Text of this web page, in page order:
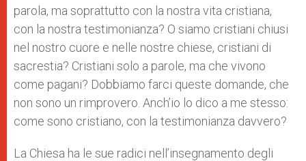
parola, ma soprattutto con la nostra vita cristiana,
con la nostra testimonianza? O siamo cristiani chiusi
nel nostro cuore e nelle nostre chiese, cristiani di
sacrestia? Cristiani solo a parole, ma che vivono
come pagani? Dobbiamo farci queste domande, che
non sono un rimprovero. Anch’io lo dico a me stesso:
come sono cristiano, con la testimonianza davvero?
La Chiesa ha le sue radici nell’insegnamento degli